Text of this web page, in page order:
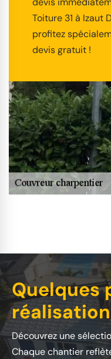
Toiture 31 à Izaut
profitez
devis gratuit !
Quelques
Découvrez une
Chaque chantier